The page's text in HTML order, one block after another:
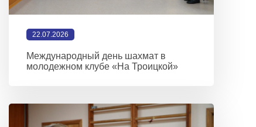
22.07.2026
Международный день шахмат в
молодежном клубе «На Троицкой»